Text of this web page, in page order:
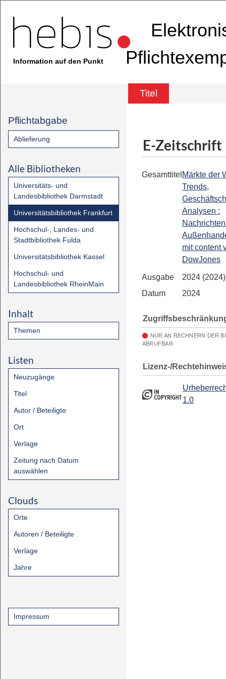
Information auf den Punkt
Titel
Pflichtabgabe
Ablieferung
Alle Bibliotheken
Universitäts- und
Landesbibliothek Darmstadt
Universitätsbibliothek Frankfurt
Hochschul-, Landes- und
Stadtbibliothek Fulda
Universitätsbibliothek Kassel
Hochschul- und
Landesbibliothek RheinMain
Inhalt
Themen
Listen
Neuzugänge
Titel
Autor / Beteiligte
Ort
Verlage
Zeitung nach Datum
auswählen
Clouds
Orte
Autoren / Beteiligte
Verlage
Jahre
Impressum
E-Zeitschrift
Gesamttitel Märkte der
Trends,
Analysen :
mit content
DowJones
Ausgabe
2024
Datum
2024
NUR AN RECHNERN DER
ABRUFBAR
Lizenz-/
1.0